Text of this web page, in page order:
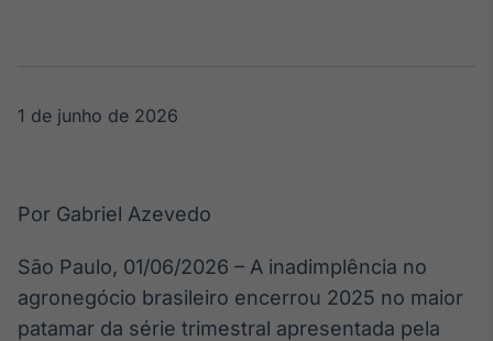
Energia
energia elétrica
no Brasil
1 de junho de 2026
Por Gabriel Azevedo
São Paulo, 01/06/2026 – A inadimplência no
agronegócio brasileiro encerrou 2025 no maior
patamar da série trimestral apresentada pela